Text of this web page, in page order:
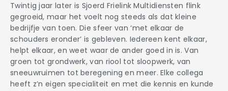
Twintig jaar later is Sjoerd Frielink Multidiensten flink
gegroeid, maar het voelt nog steeds als dat kleine
bedrijfje van toen. Die sfeer van ‘met elkaar de
schouders eronder’ is gebleven. Iedereen kent elkaar,
helpt elkaar, en weet waar de ander goed in is. Van
groen tot grondwerk, van riool tot sloopwerk, van
sneeuwruimen tot beregening en meer. Elke collega
heeft z’n eigen specialiteit en met die kennis en kunde